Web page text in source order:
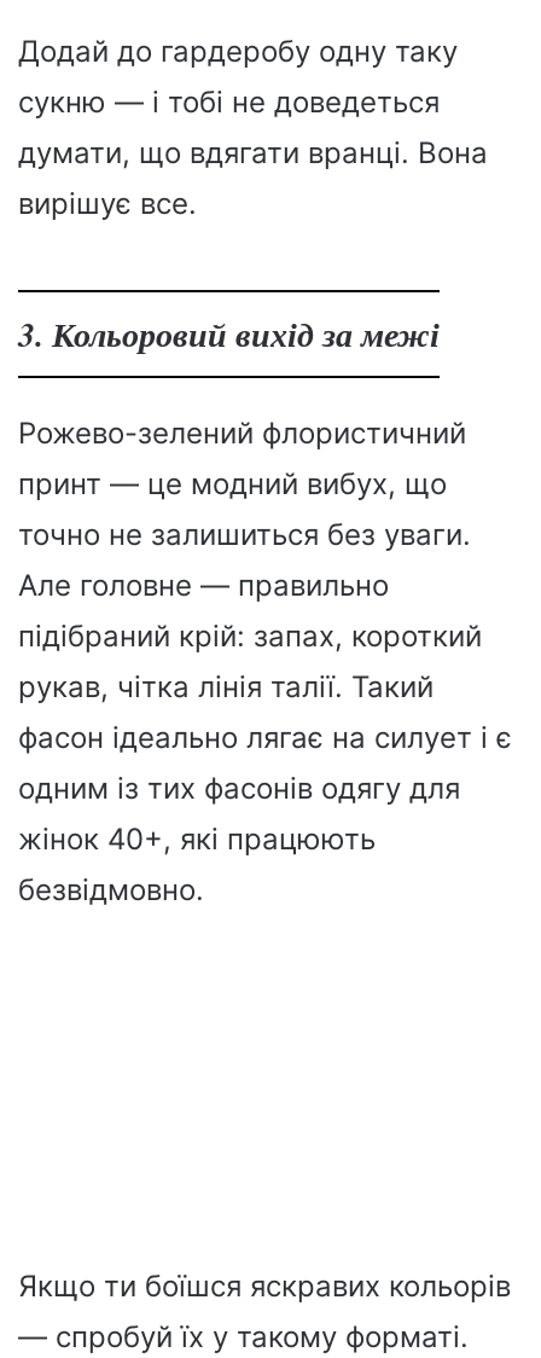
Додай до гардеробу одну таку
сукню — і тобі не доведеться
думати, що вдягати вранці. Вона
вирішує все.
3. Кольоровий вихід за межі
Рожево-зелений флористичний
принт — це модний вибух, що
точно не залишиться без уваги.
Але головне — правильно
підібраний крій: запах, короткий
рукав, чітка лінія талії. Такий
фасон ідеально лягає на силует і є
одним із тих фасонів одягу для
жінок 40+, які працюють
безвідмовно.
Якщо ти боїшся яскравих кольорів
— спробуй їх у такому форматі.